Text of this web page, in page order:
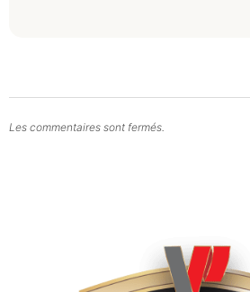
Les commentaires sont fermés.